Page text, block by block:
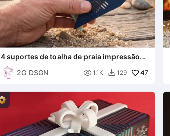
4 suportes de toalha de praia impressão
rápida
2G DSGN
 1.1K  129 47